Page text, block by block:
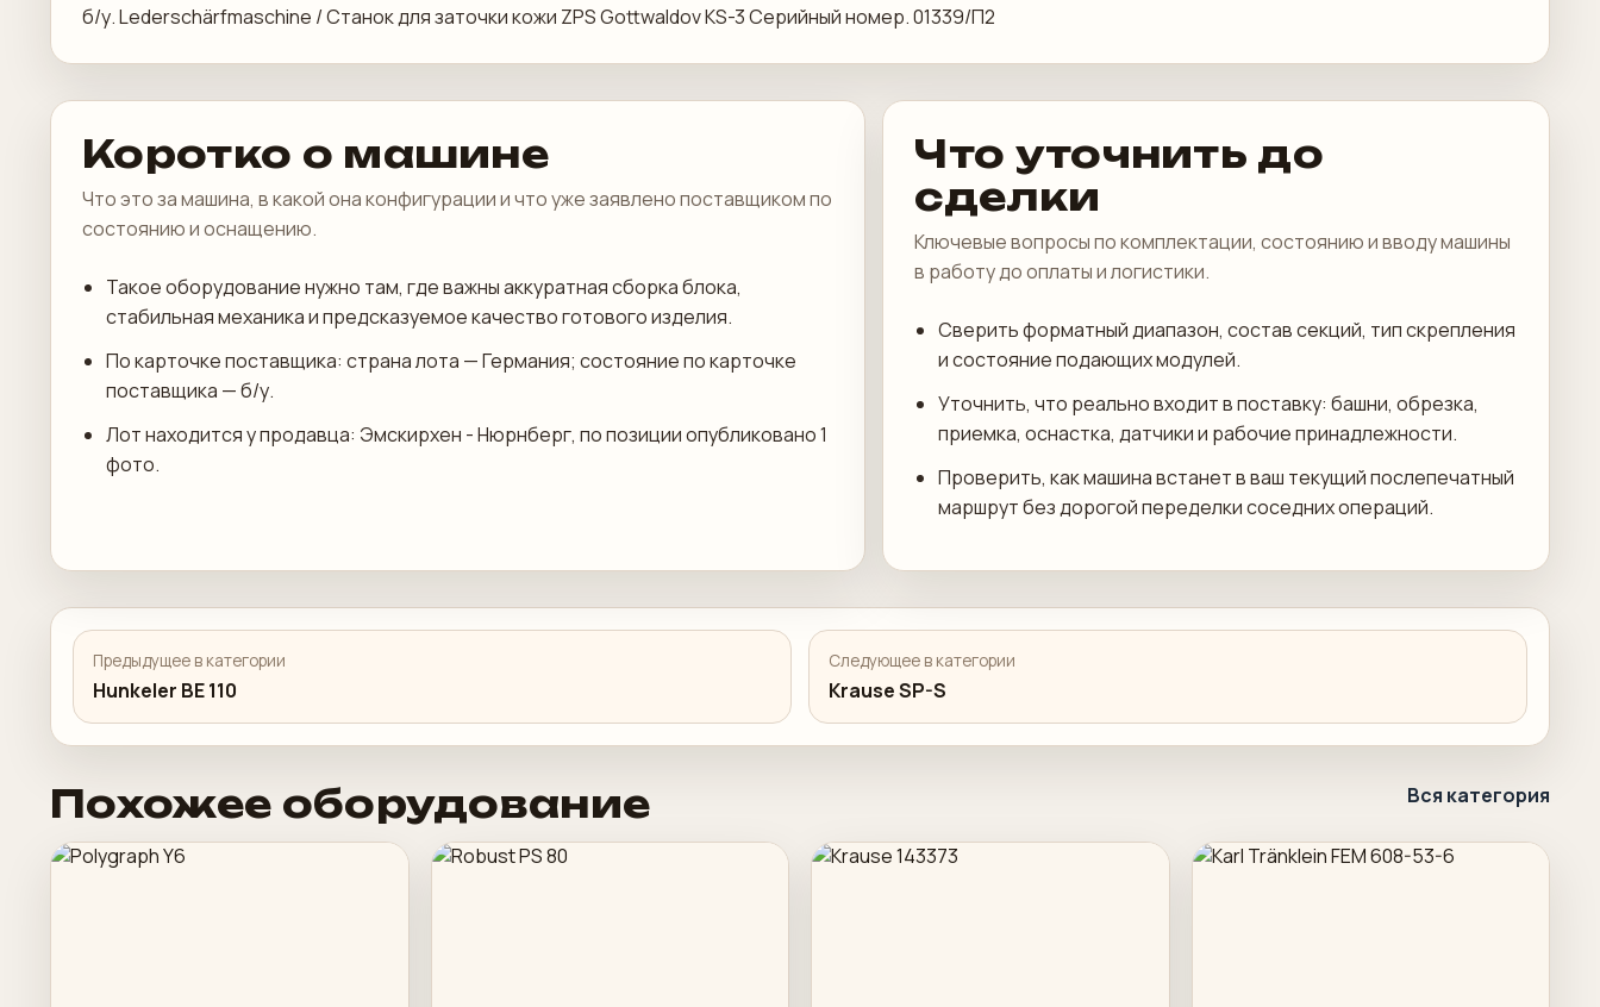
б/у. Lederschärfmaschine / Станок для заточки кожи ZPS Gottwaldov KS-3 Серийный номер. 01339/П2
Коротко о машине
Что это за машина, в какой она конфигурации и что уже заявлено поставщиком по
состоянию и оснащению.
Такое оборудование нужно там, где важны аккуратная сборка блока,
стабильная механика и предсказуемое качество готового изделия.
По карточке поставщика: страна лота — Германия; состояние по карточке
поставщика — б/у.
Лот находится у продавца: Эмскирхен - Нюрнберг, по позиции опубликовано 1
фото.
Что уточнить до
сделки
Ключевые вопросы по комплектации, состоянию и вводу машины
в работу до оплаты и логистики.
Сверить форматный диапазон, состав секций, тип скрепления
и состояние подающих модулей.
Уточнить, что реально входит в поставку: башни, обрезка,
приемка, оснастка, датчики и рабочие принадлежности.
Проверить, как машина встанет в ваш текущий послепечатный
маршрут без дорогой переделки соседних операций.
Предыдущее в категории
Hunkeler BE 110
Следующее в категории
Krause SP-S
Похожее оборудование Вся категория